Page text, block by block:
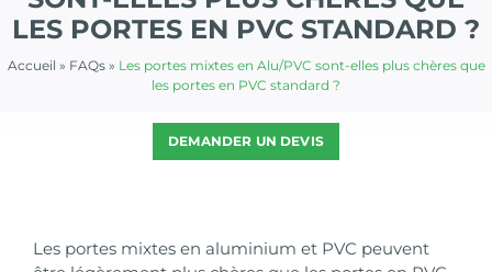
LES PORTES EN PVC STANDARD ?
Accueil » FAQs» Les portes mixtes en Alu/PVC sont-elles plus chères que
les portes en PVC standard ?
DEMANDER UN DEVIS
Les portes mixtes en aluminium et PVC peuvent